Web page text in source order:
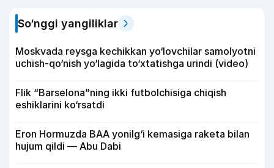
So‘nggi yangiliklar
Moskvada reysga kechikkan yo‘lovchilar samolyotni
uchish-qo‘nish yo‘lagida to‘xtatishga urindi (video)
Flik “Barselona”ning ikki futbolchisiga chiqish
eshiklarini ko‘rsatdi
Eron Hormuzda BAA yonilg‘i kemasiga raketa bilan
hujum qildi — Abu Dabi